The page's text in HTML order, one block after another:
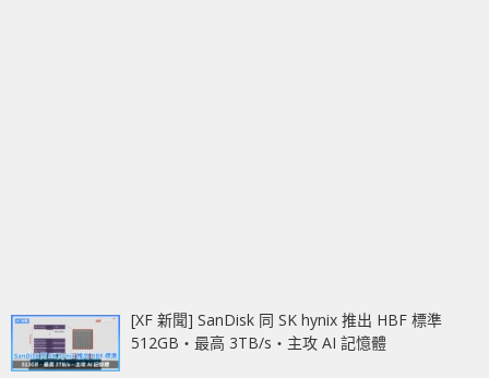
[XF 新聞] SanDisk 同 SK hynix 推出 HBF 標準
512GB‧最高 3TB/s‧主攻 AI 記憶體